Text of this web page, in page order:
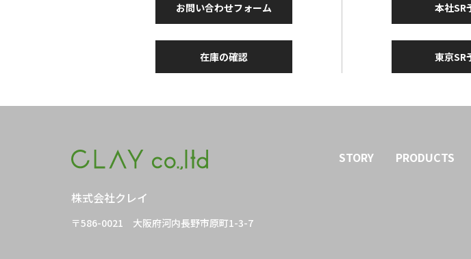
お問い合わせフォーム
在庫の確認
本社SR
東京SR
株式会社クレイ
〒586-0021 大阪府河内長野市原町1-3-7
STORY PRODUCTS